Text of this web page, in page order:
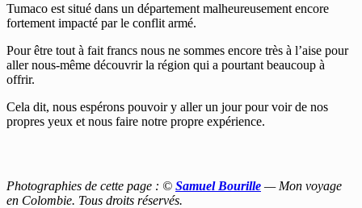
Tumaco est situé dans un département malheureusement encore
fortement impacté par le conflit armé.
Pour être tout à fait francs nous ne sommes encore très à l’aise pour
aller nous-même découvrir la région qui a pourtant beaucoup à
offrir.
Cela dit, nous espérons pouvoir y aller un jour pour voir de nos
propres yeux et nous faire notre propre expérience.
Photographies de cette page : © Samuel Bourille — Mon voyage
en Colombie. Tous droits réservés.